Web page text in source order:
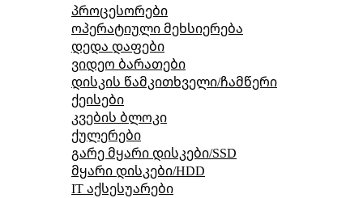
პროცესორები
ოპერატიული მეხსიერება
დედა დაფები
ვიდეო ბარათები
დისკის წამკითხველი/ჩამწერი
ქეისები
კვების ბლოკი
ქულერები
გარე მყარი დისკები/SSD
მყარი დისკები/HDD
IT აქსესუარები